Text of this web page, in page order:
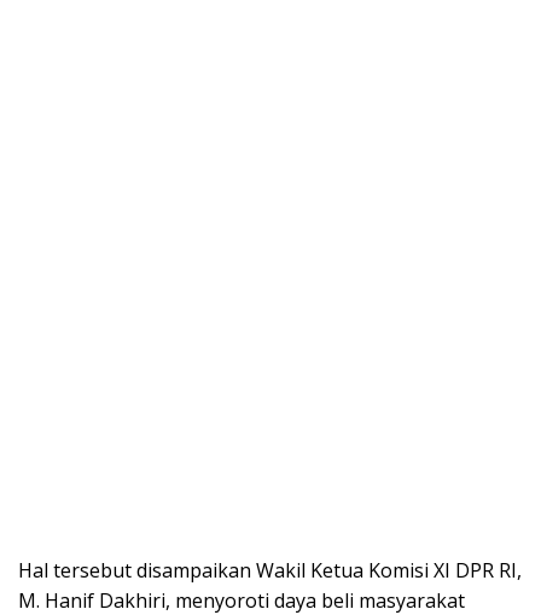
Hal tersebut disampaikan Wakil Ketua Komisi XI DPR RI,
M. Hanif Dakhiri, menyoroti daya beli masyarakat